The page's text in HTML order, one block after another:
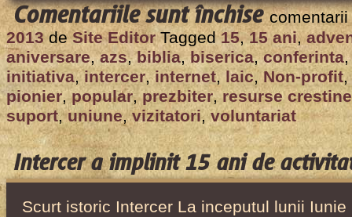
Comentariile sunt închisepentru
Aniversare:
Intercer
a
implinit
15
ani
de
activitate!
2013 de Site EditorTagged15,15 ani,
aniversare,azs,biblia,biserica,conferinta
initiativa,intercer,internet,laic, Non-profit,
pionier,popular,prezbiter,resurse crestine
suport,uniune,vizitatori,voluntariat
Intercer a implinit 15 ani de
Scurt istoric Intercer La inceputul lunii